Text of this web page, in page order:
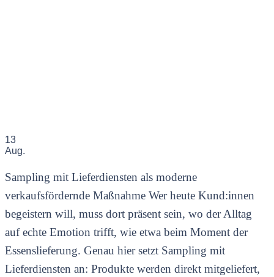
13
Aug.
Sampling mit Lieferdiensten als moderne
verkaufsfördernde Maßnahme Wer heute Kund:innen
begeistern will, muss dort präsent sein, wo der Alltag
auf echte Emotion trifft, wie etwa beim Moment der
Essenslieferung. Genau hier setzt Sampling mit
Lieferdiensten an: Produkte werden direkt mitgeliefert,